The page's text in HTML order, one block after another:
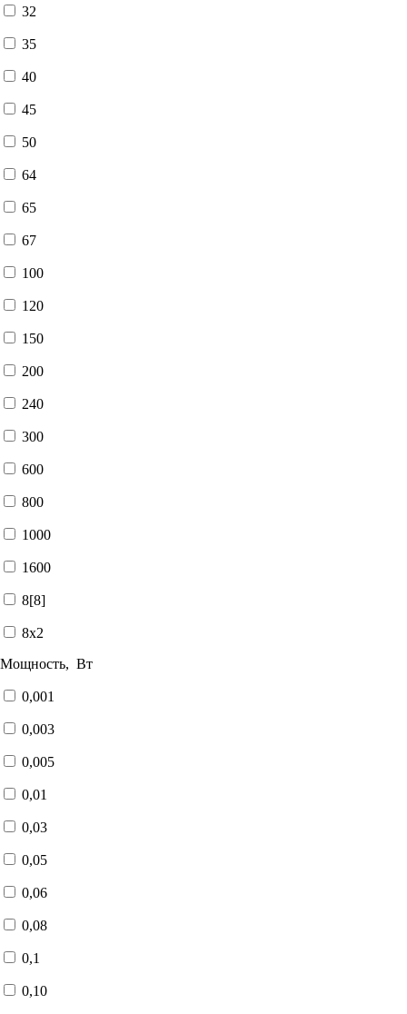
32
35
40
45
50
64
65
67
100
120
150
200
240
300
600
800
1000
1600
8[8]
8x2
Мощность, Вт
0,001
0,003
0,005
0,01
0,03
0,05
0,06
0,08
0,1
0,10